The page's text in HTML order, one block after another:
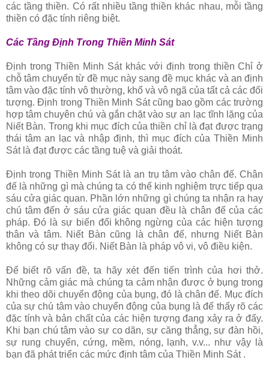
các tầng thiền. Có rất nhiều tầng thiền khác nhau, mỗi tầng
thiền có đặc tính riêng biệt.
Các Tầng Ðịnh Trong Thiền Minh Sát
Ðịnh trong Thiền Minh Sát khác với định trong thiền Chỉ ở
chỗ tâm chuyển từ đề mục này sang đề mục khác và an định
tâm vào đặc tính vô thường, khổ và vô ngã của tất cả các đối
tượng. Ðịnh trong Thiền Minh Sát cũng bao gồm các trường
hợp tâm chuyên chú và gắn chặt vào sự an lạc tĩnh lặng của
Niết Bàn. Trong khi mục đích của thiền chỉ là đạt được trạng
thái tâm an lạc và nhập định, thì mục đích của Thiền Minh
Sát là đạt được các tầng tuệ và giải thoát.
Ðịnh trong Thiền Minh Sát là an trụ tâm vào chân đế. Chân
đế là những gì mà chúng ta có thể kinh nghiệm trực tiếp qua
sáu cửa giác quan. Phần lớn những gì chúng ta nhận ra hay
chú tâm đến ở sáu cửa giác quan đều là chân đế của các
pháp. Ðó là sự biến đổi không ngừng của các hiện tượng
thân và tâm. Niết Bàn cũng là chân đế, nhưng Niết Bàn
không có sự thay đổi. Niết Bàn là pháp vô vi, vô điều kiện.
Ðể biết rõ vấn đề, ta hãy xét đến tiến trình của hơi thở.
Những cảm giác mà chúng ta cảm nhận được ở bụng trong
khi theo dõi chuyển động của bụng, đó là chân đế. Mục đích
của sự chú tâm vào chuyển động của bụng là để thấy rõ các
đặc tính và bản chất của các hiện tượng đang xảy ra ở đấy.
Khi bạn chú tâm vào sự co dãn, sự căng thẳng, sự đàn hồi,
sự rung chuyển, cứng, mềm, nóng, lạnh, v.v... như vậy là
bạn đã phát triển các mức định tâm của Thiền Minh Sát .